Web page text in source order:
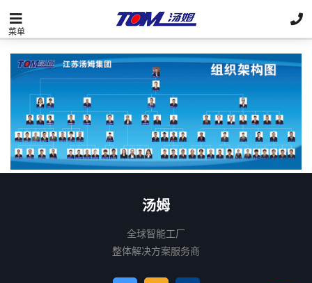
菜单
汤姆
全球智能工厂
整体解决方案服务商